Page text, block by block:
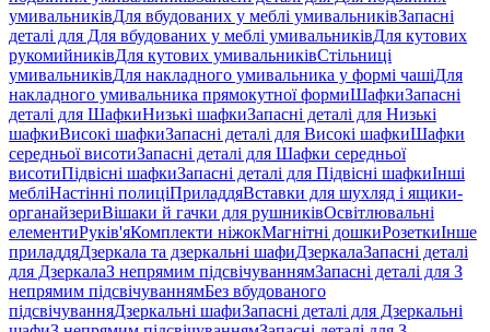
умивальниківДля вбудованих у меблі умивальниківЗапасні
деталі для Для вбудованих у меблі умивальниківДля кутових
рукомийниківДля кутових умивальниківСтільниці
умивальниківДля накладного умивальника у формі чашіДля
накладного умивальника прямокутної формиШафкиЗапасні
деталі для ШафкиНизькі шафкиЗапасні деталі для Низькі
шафкиВисокі шафкиЗапасні деталі для Високі шафкиШафки
середньої висотиЗапасні деталі для Шафки середньої
висотиПідвісні шафкиЗапасні деталі для Підвісні шафкиІнші
мебліНастінні полиціПриладдяВставки для шухляд і ящики-
органайзериВішаки й гачки для рушниківОсвітлювальні
елементиРуків'яКомплекти ніжокМагнітні дошкиРозеткиІнше
приладдяДзеркала та дзеркальні шафиДзеркалаЗапасні деталі
для ДзеркалаЗ непрямим підсвічуваннямЗапасні деталі для З
непрямим підсвічуваннямБез вбудованого
підсвічуванняДзеркальні шафиЗапасні деталі для Дзеркальні